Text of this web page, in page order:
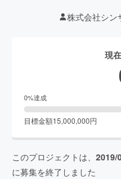
株式会社シン
現
0%達成
目標金額15,000,000円
このプロジェクトは、 2019/
に募集を終了しました